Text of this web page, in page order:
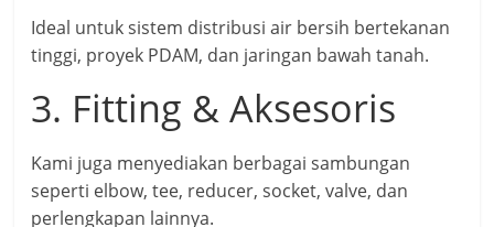
Ideal untuk sistem distribusi air bersih bertekanan
tinggi, proyek PDAM, dan jaringan bawah tanah.
3. Fitting & Aksesoris
Kami juga menyediakan berbagai sambungan
seperti elbow, tee, reducer, socket, valve, dan
perlengkapan lainnya.